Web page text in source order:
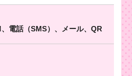
電話（SMS）、メール、QR